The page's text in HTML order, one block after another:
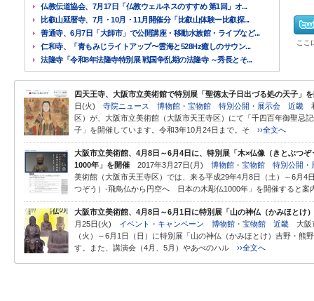
仏教伝道協会、7月17日「仏教ウェルネスのすすめ 第1回」オ...
比叡山延暦寺、7月・10月・11月開催分「比叡山体験ー比叡探...
善通寺、6月7日「大師市」で公開講座・移動水族館・ライブなど...
仁和寺、「青もみじライトアップ〜雲海と528Hz癒しのサウン...
法隆寺「令和8年法隆寺特別展 戦国争乱期の法隆寺 ～秀長とそ...
ここ
四天王寺、大阪市立美術館で特別展「聖徳太子日出づる処の天子」
日(火) 寺院ニュース 博物館・宝物館 特別公開・展示会 近畿
区）が、大阪市立美術館（大阪市天王寺区）にて「千四百年御聖忌
子」を開催しています。令和3年10月24日まで。そ ››全文へ
大阪市立美術館、4月8日～6月4日に、特別展「木×仏像（きとぶつ
1000年」を開催 2017年3月27日(月) 博物館・宝物館
特別公開・
美術館（大阪市天王寺区）では、来る平成29年4月8日（土）～6月4
つぞう）-飛鳥仏から円空へ 日本の木彫仏1000年」を開催すると
大阪市立美術館、4月8日～6月1日に特別展「山の神仏（かみほとけ
月25日(火) イベント・キャンペーン 博物館・宝物館 近畿 大阪
（火）～6月1日（日）に特別展「山の神仏（かみほとけ）吉野・熊
す。また、講演会（4月、5月）やあべのハル ››全文へ